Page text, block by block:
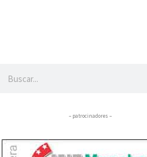
– patrocinadores –